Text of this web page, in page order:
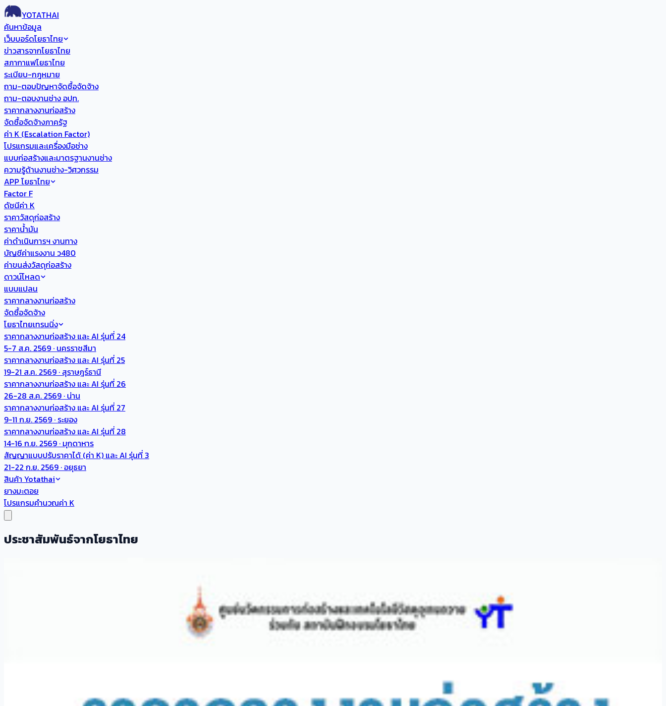
YOTATHAI
ค้นหาข้อมูล
เว็บบอร์ดโยธาไทย
ข่าวสารจากโยธาไทย
สภากาแฟโยธาไทย
ระเบียบ-กฎหมาย
ถาม-ตอบปัญหาจัดซื้อจัดจ้าง
ถาม-ตอบงานช่าง อปท.
ราคากลางงานก่อสร้าง
จัดซื้อจัดจ้างภาครัฐ
ค่า K (Escalation Factor)
โปรแกรมและเครื่องมือช่าง
แบบก่อสร้างและมาตรฐานงานช่าง
ความรู้ด้านงานช่าง-วิศวกรรม
APP โยธาไทย
Factor F
ดัชนีค่า K
ราคาวัสดุก่อสร้าง
ราคาน้ำมัน
ค่าดำเนินการฯ งานทาง
บัญชีค่าแรงงาน ว480
ค่าขนส่งวัสดุก่อสร้าง
ดาวน์โหลด
แบบแปลน
ราคากลางงานก่อสร้าง
จัดซื้อจัดจ้าง
โยธาไทยเทรนนิ่ง
ราคากลางงานก่อสร้าง และ AI รุ่นที่ 24
5-7 ส.ค. 2569 · นครราชสีมา
ราคากลางงานก่อสร้าง และ AI รุ่นที่ 25
19-21 ส.ค. 2569 · สุราษฎร์ธานี
ราคากลางงานก่อสร้าง และ AI รุ่นที่ 26
26-28 ส.ค. 2569 · น่าน
ราคากลางงานก่อสร้าง และ AI รุ่นที่ 27
9-11 ก.ย. 2569 · ระยอง
ราคากลางงานก่อสร้าง และ AI รุ่นที่ 28
14-16 ก.ย. 2569 · มุกดาหาร
สัญญาแบบปรับราคาได้ (ค่า K) และ AI รุ่นที่ 3
21-22 ก.ย. 2569 · อยุธยา
สินค้า Yotathai
ยางมะตอย
โปรแกรมคำนวณค่า K
ประชาสัมพันธ์จากโยธาไทย